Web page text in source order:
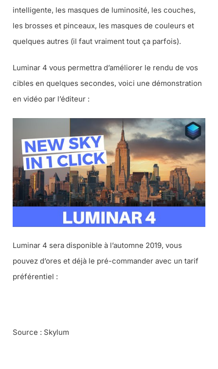
intelligente, les masques de luminosité, les couches,
les brosses et pinceaux, les masques de couleurs et
quelques autres (il faut vraiment tout ça parfois).
Luminar 4 vous permettra d’améliorer le rendu de vos
cibles en quelques secondes, voici une démonstration
en vidéo par l’éditeur :
Luminar 4 sera disponible à l’automne 2019, vous
pouvez d’ores et déjà le pré-commander avec un tarif
préférentiel :
Source : Skylum